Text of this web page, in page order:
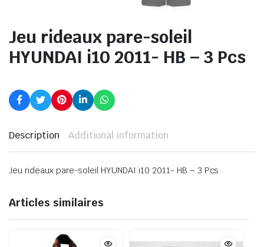
Jeu rideaux pare-soleil
HYUNDAI i10 2011- HB – 3 Pcs
Description Additional information
Jeu rideaux pare-soleil HYUNDAI i10 2011- HB – 3 Pcs
Articles similaires